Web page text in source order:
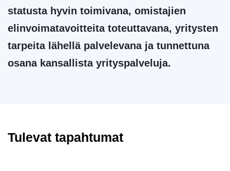
statusta hyvin toimivana, omistajien
elinvoimatavoitteita toteuttavana, yritysten
tarpeita lähellä palvelevana ja tunnettuna
osana kansallista yrityspalveluja.
Tulevat tapahtumat